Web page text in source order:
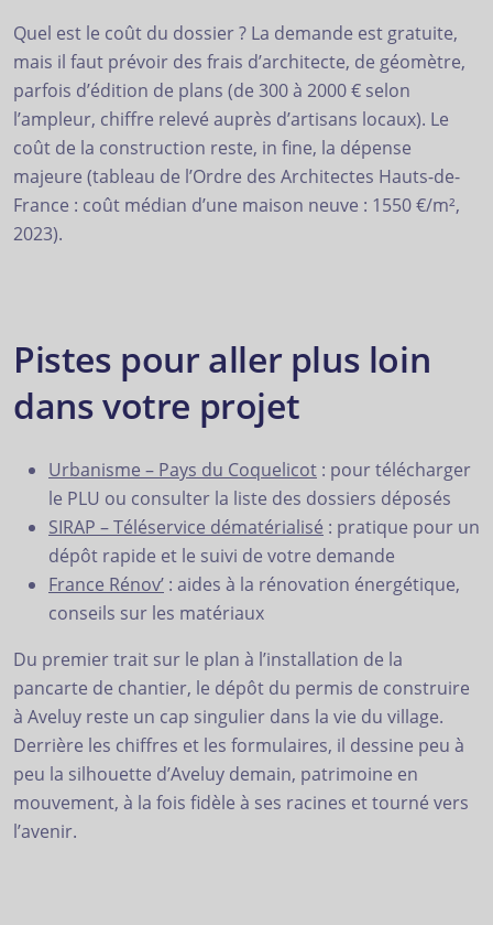
Quel est le coût du dossier ? La demande est gratuite,
mais il faut prévoir des frais d’architecte, de géomètre,
parfois d’édition de plans (de 300 à 2000 € selon
l’ampleur, chiffre relevé auprès d’artisans locaux). Le
coût de la construction reste, in fine, la dépense
majeure (tableau de l’Ordre des Architectes Hauts-de-
France : coût médian d’une maison neuve : 1550 €/m²,
2023).
Pistes pour aller plus loin
dans votre projet
Urbanisme – Pays du Coquelicot : pour télécharger
le PLU ou consulter la liste des dossiers déposés
SIRAP – Téléservice dématérialisé : pratique pour un
dépôt rapide et le suivi de votre demande
France Rénov’ : aides à la rénovation énergétique,
conseils sur les matériaux
Du premier trait sur le plan à l’installation de la
pancarte de chantier, le dépôt du permis de construire
à Aveluy reste un cap singulier dans la vie du village.
Derrière les chiffres et les formulaires, il dessine peu à
peu la silhouette d’Aveluy demain, patrimoine en
mouvement, à la fois fidèle à ses racines et tourné vers
l’avenir.